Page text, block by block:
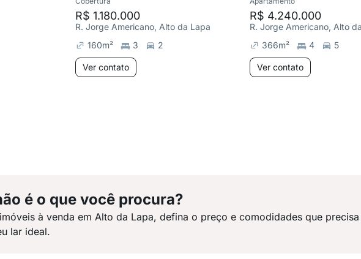
R$ 1.180.000
R. Jorge Americano, Alto da Lapa
160m² 3 2
Ver contato
R$ 4.240.000
R. Jorge Americano, Alto
366m² 4 5
Ver contato
é o que você procura?
à venda em Alto da Lapa, defina o preço e comodidades que
lar ideal.